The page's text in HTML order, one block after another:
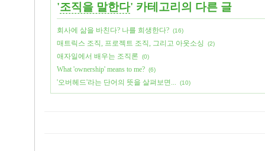
'조직을 말한다' 카테고리의 다른 글
회사에 삶을 바친다? 나를 희생한다? (16)
매트릭스 조직, 프로젝트 조직, 그리고 아웃소싱 (2)
애자일에서 배우는 조직론 (0)
What 'ownership' means to me? (6)
'오버헤드'라는 단어의 뜻을 살펴보면... (10)